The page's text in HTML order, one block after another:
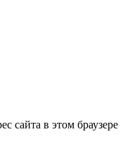
сайта в этом браузере